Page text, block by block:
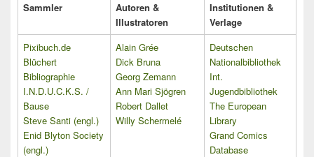
Sammler
Autoren &
Illustratoren
Institutionen &
Verlage
Pixibuch.de
Blüchert
Bibliographie
I.N.D.U.C.K.S. /
Bause
Steve Santi (engl.)
Enid Blyton Society
(engl.)
Alain Grée
Dick Bruna
Georg Zemann
Ann Mari Sjögren
Robert Dallet
Willy Schermelé
Deutschen
Nationalbibliothek
Int.
Jugendbibliothek
The European
Library
Grand Comics
Database